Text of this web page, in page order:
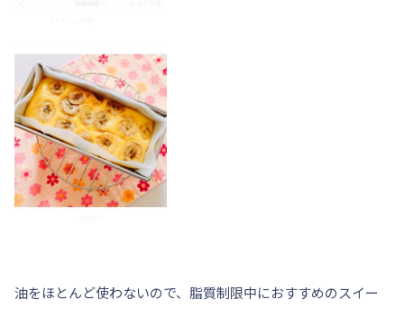
油をほとんど使わないので、 脂質制限中におすすめのスイー